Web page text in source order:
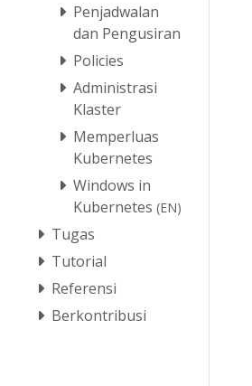
Penjadwalan
dan Pengusiran
Policies
Administrasi
Klaster
Memperluas
Kubernetes
Windows in
Kubernetes (EN)
Tugas
Tutorial
Referensi
Berkontribusi